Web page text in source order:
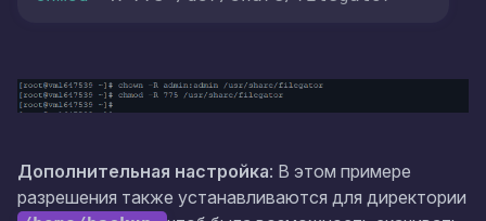
Дополнительная настройка: В этом примере
разрешения также устанавливаются для директории